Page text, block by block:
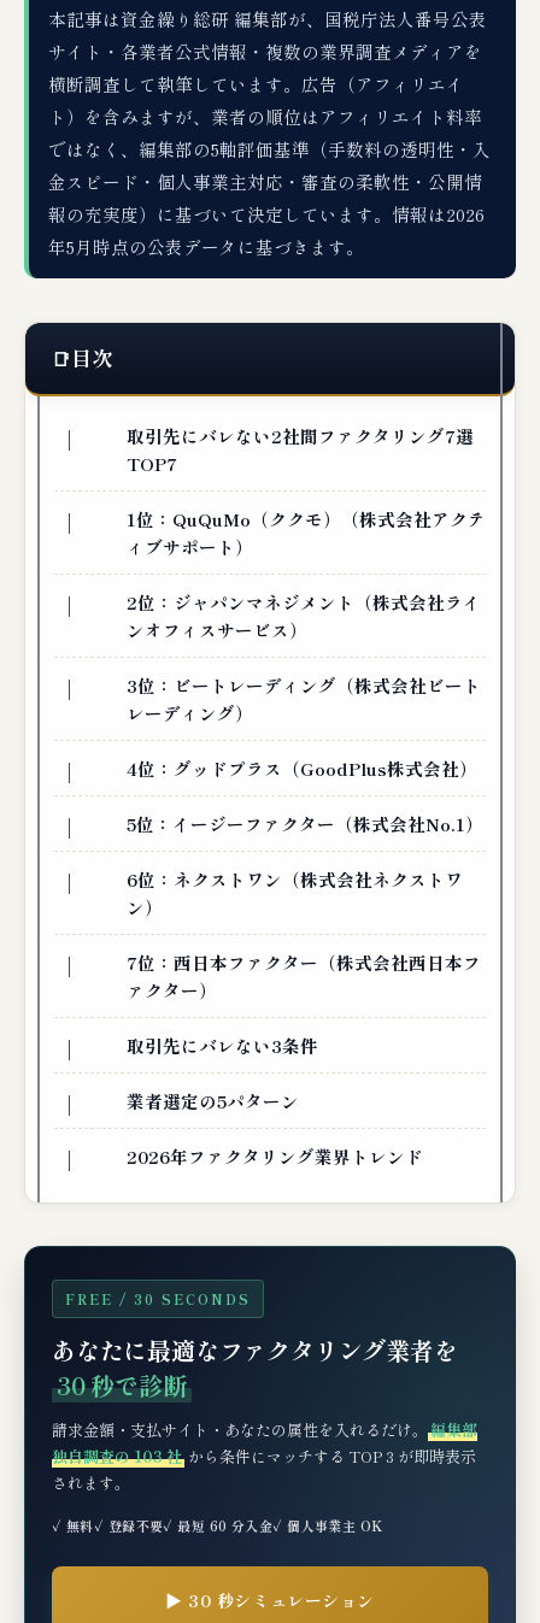
本記事は資金繰り総研 編集部が、国税庁法人番号公表
サイト・各業者公式情報・複数の業界調査メディアを
横断調査して執筆しています。広告（アフィリエイ
ト）を含みますが、業者の順位はアフィリエイト料率
ではなく、編集部の5軸評価基準（手数料の透明性・入
金スピード・個人事業主対応・審査の柔軟性・公開情
報の充実度）に基づいて決定しています。情報は2026
年5月時点の公表データに基づきます。
目次
取引先にバレない2社間ファクタリング7選
TOP7
1位：QuQuMo（ククモ）（株式会社アクテ
ィブサポート）
2位：ジャパンマネジメント（株式会社ライ
ンオフィスサービス）
3位：ビートレーディング（株式会社ビート
レーディング）
4位：グッドプラス（GoodPlus株式会社）
5位：イージーファクター（株式会社No.1）
6位：ネクストワン（株式会社ネクストワ
ン）
7位：西日本ファクター（株式会社西日本フ
ァクター）
取引先にバレない3条件
業者選定の5パターン
2026年ファクタリング業界トレンド
FREE / 30 SECONDS
あなたに最適なファクタリング業者を
30 秒で診断
請求金額・支払サイト・あなたの属性を入れるだけ。 編集部
独自調査の 103 社 から条件にマッチする TOP 3 が即時表示
されます。
✓ 無料✓ 登録不要✓ 最短 60 分入金✓ 個人事業主 OK
▶ 30 秒シミュレーション